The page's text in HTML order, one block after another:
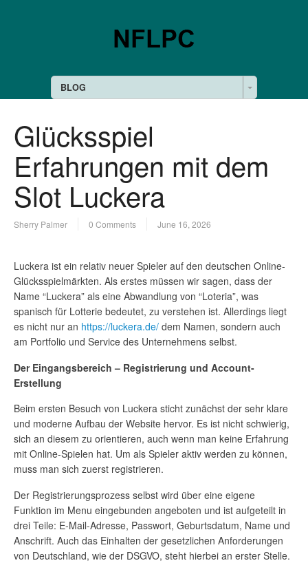
BLOG
Glücksspiel
Erfahrungen mit dem
Slot Luckera
Sherry Palmer 0 Comments June 16, 2026
Luckera ist ein relativ neuer Spieler auf den deutschen Online-
Glücksspielmärkten. Als erstes müssen wir sagen, dass der
Name “Luckera” als eine Abwandlung von “Loteria”, was
spanisch für Lotterie bedeutet, zu verstehen ist. Allerdings liegt
es nicht nur an https://luckera.de/ dem Namen, sondern auch
am Portfolio und Service des Unternehmens selbst.
Der Eingangsbereich – Registrierung und Account-
Erstellung
Beim ersten Besuch von Luckera sticht zunächst der sehr klare
und moderne Aufbau der Website hervor. Es ist nicht schwierig,
sich an diesem zu orientieren, auch wenn man keine Erfahrung
mit Online-Spielen hat. Um als Spieler aktiv werden zu können,
muss man sich zuerst registrieren.
Der Registrierungsprozess selbst wird über eine eigene
Funktion im Menu eingebunden angeboten und ist aufgeteilt in
drei Teile: E-Mail-Adresse, Passwort, Geburtsdatum, Name und
Anschrift. Auch das Einhalten der gesetzlichen Anforderungen
von Deutschland, wie der DSGVO, steht hierbei an erster Stelle.